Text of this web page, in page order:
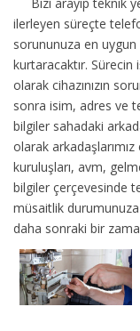
ilerleyen süreçte
sorununuza en
kurtaracaktır. Sürecin
olarak cihazınızın
sonra isim, adres ve
bilgiler sahadaki
olarak
kuruluşları, avm,
bilgiler çerçevesinde
müsaitlik
daha sonraki bir